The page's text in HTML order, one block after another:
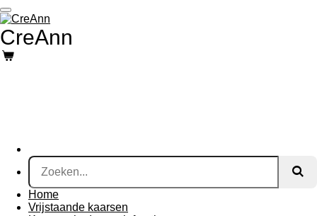
Ga
direct
naar
de
hoofdinhoud
CreAnn
Home
Vrijstaande kaarsen